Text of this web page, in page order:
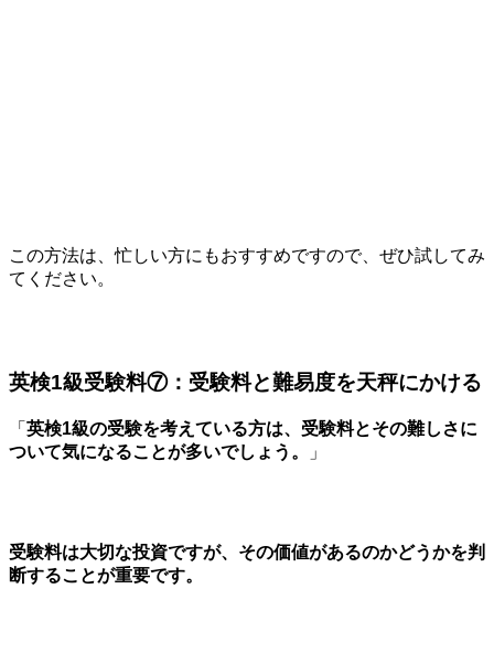
この方法は、忙しい方にもおすすめですので、ぜひ試してみ
てください。
英検1級受験料⑦：受験料と難易度を天秤にかける
「 英検1級の受験を考えている方は、受験料とその難しさに
ついて気になることが多いでしょう。
」
受験料は大切な投資ですが、その価値があるのかどうかを判
断することが重要です。